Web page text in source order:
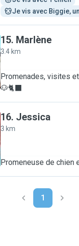
Je vis avec Biggie,
15. Marlène
3.4 km
Promenades, visites
🐶🐈‍⬛
16. Jessica
3 km
Promeneuse de chien
1